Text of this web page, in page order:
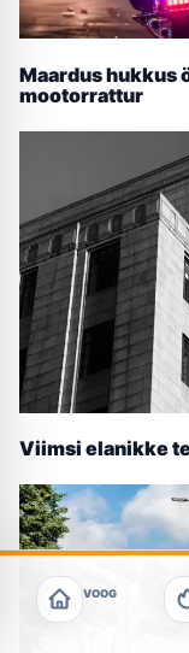
Maardus hukkus
mootorrattur
Viimsi elanikke
VOOG